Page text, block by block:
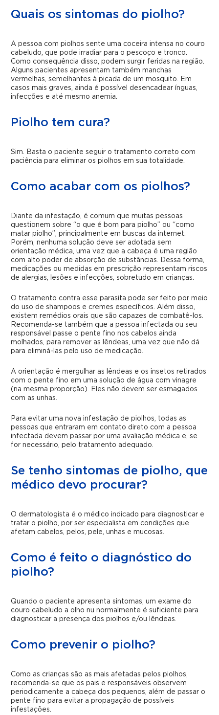
Quais os sintomas do piolho?
A pessoa com piolhos sente uma coceira intensa no couro
cabeludo, que pode irradiar para o pescoço e tronco.
Como consequência disso, podem surgir feridas na região.
Alguns pacientes apresentam também manchas
vermelhas, semelhantes à picada de um mosquito. Em
casos mais graves, ainda é possível desencadear ínguas,
infecções e até mesmo anemia.
Piolho tem cura?
Sim. Basta o paciente seguir o tratamento correto com
paciência para eliminar os piolhos em sua totalidade.
Como acabar com os piolhos?
Diante da infestação, é comum que muitas pessoas
questionem sobre “o que é bom para piolho” ou “como
matar piolho”, principalmente em buscas da internet.
Porém, nenhuma solução deve ser adotada sem
orientação médica, uma vez que a cabeça é uma região
com alto poder de absorção de substâncias. Dessa forma,
medicações ou medidas em prescrição representam riscos
de alergias, lesões e infecções, sobretudo em crianças.
O tratamento contra esse parasita pode ser feito por meio
do uso de shampoos e cremes específicos. Além disso,
existem remédios orais que são capazes de combatê-los.
Recomenda-se também que a pessoa infectada ou seu
responsável passe o pente fino nos cabelos ainda
molhados, para remover as lêndeas, uma vez que não dá
para eliminá-las pelo uso de medicação.
A orientação é mergulhar as lêndeas e os insetos retirados
com o pente fino em uma solução de água com vinagre
(na mesma proporção). Eles não devem ser esmagados
com as unhas.
Para evitar uma nova infestação de piolhos, todas as
pessoas que entraram em contato direto com a pessoa
infectada devem passar por uma avaliação médica e, se
for necessário, pelo tratamento adequado.
Se tenho sintomas de piolho, que
médico devo procurar?
O dermatologista é o médico indicado para diagnosticar e
tratar o piolho, por ser especialista em condições que
afetam cabelos, pelos, pele, unhas e mucosas.
Como é feito o diagnóstico do
piolho?
Quando o paciente apresenta sintomas, um exame do
couro cabeludo a olho nu normalmente é suficiente para
diagnosticar a presença dos piolhos e/ou lêndeas.
Como prevenir o piolho?
Como as crianças são as mais afetadas pelos piolhos,
recomenda-se que os pais e responsáveis observem
periodicamente a cabeça dos pequenos, além de passar o
pente fino para evitar a propagação de possíveis
infestações.